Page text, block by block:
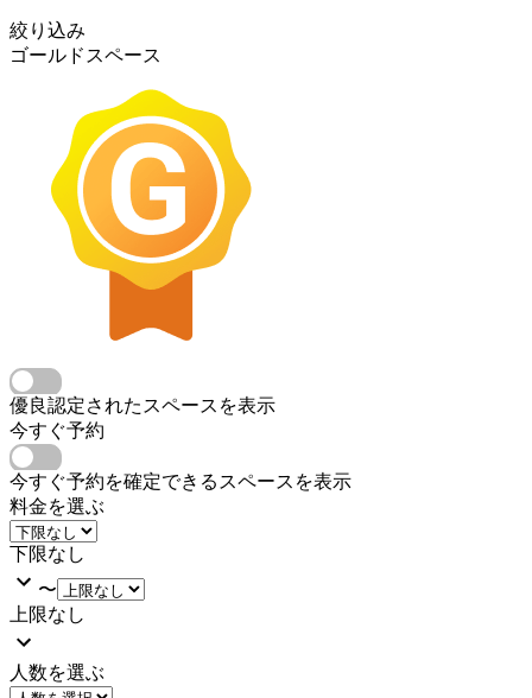
絞り込み
ゴールドスペース
優良認定されたスペースを表示
今すぐ予約
今すぐ予約を確定できるスペースを表示
料金を選ぶ
下限なし
〜
上限なし
人数を選ぶ